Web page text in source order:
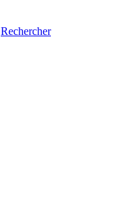
Rechercher